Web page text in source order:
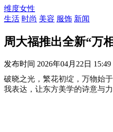
维度女性
生活 时尚 美容 服饰 新闻
周大福推出全新“万
发布时间 2026年04月22日
破晓之光，繁花初绽，万物始
我表达，让东方美学的诗意与